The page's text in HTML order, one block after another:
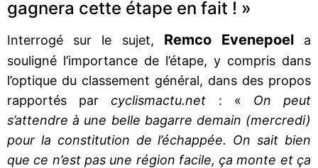
gagnera cette étape en fait ! »
Interrogé sur le sujet, Remco Evenepoela
souligné l’importance de l’étape, y compris dans
l’optique du classement général, dans des propos
rapportés parcyclismactu.net : « On peut
s’attendre à une belle bagarre demain (mercredi)
pour la constitution de l’échappée. On sait bien
que ce n’est pas une région facile, ça monte et ça